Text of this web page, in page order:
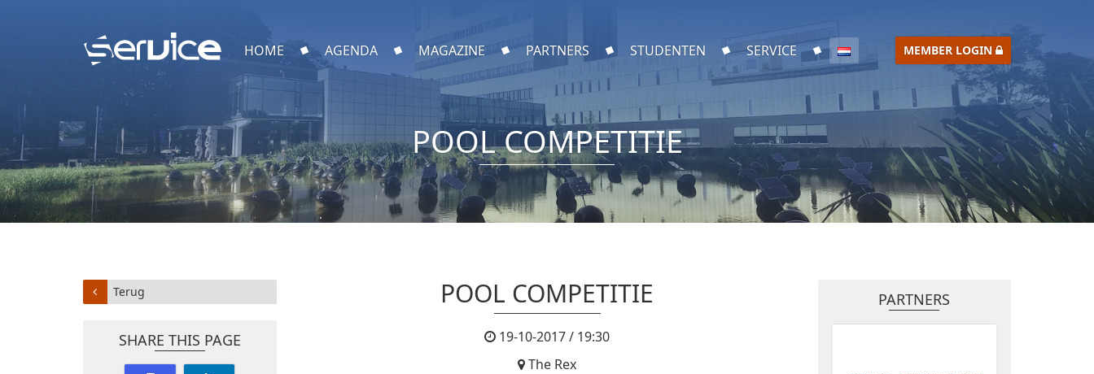
HOME AGENDA MAGAZINE PARTNERS STUDENTEN SERVICE MEMBER LOGIN
POOL COMPETITIE
POOL COMPETITIE
19-10-2017 / 19:30
The Rex
Terug
SHARE THIS PAGE
PARTNERS